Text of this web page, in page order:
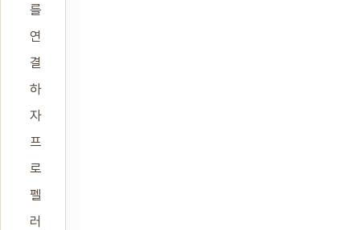
를
연
결
하
자
프
로
펠
러